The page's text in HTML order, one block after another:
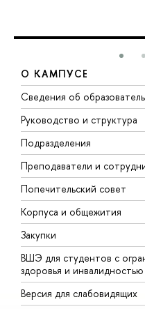
О КАМПУСЕ
Сведения об
Руководство и структура
Подразделения
Преподаватели и
Попечительский совет
Корпуса и общежития
Закупки
ШЭ для студентов с
здоровья и инвалидностью
ерсия для слабовидящих